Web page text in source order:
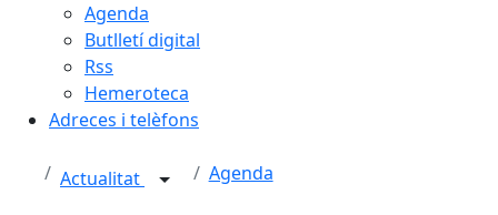
Agenda
Butlletí digital
Rss
Hemeroteca
Adreces i telèfons
Actualitat Agenda